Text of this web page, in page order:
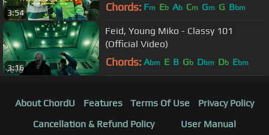
3:54 Chords: Fm Eb Ab Cm Gm G Bbm
3:16
Feid, Young Miko - Classy 101
(Official Video)
Chords: Abm E B Gb Dbm Db Ebm
About ChordU Features Terms Of Use
Privacy Policy
Cancellation & Refund Policy
User Manual